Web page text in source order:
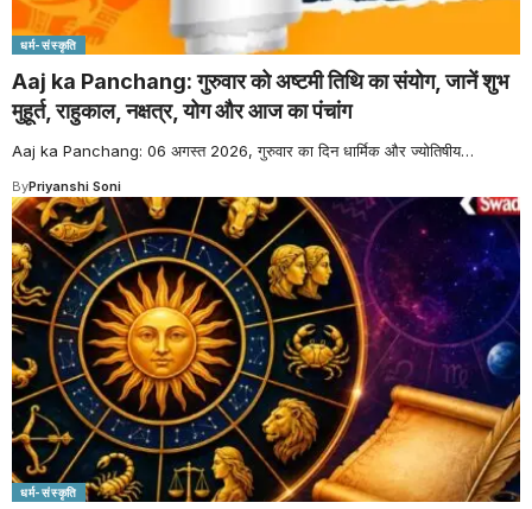
धर्म-संस्कृति
Aaj ka Panchang: गुरुवार को अष्टमी तिथि का संयोग, जानें शुभ
मुहूर्त, राहुकाल, नक्षत्र, योग और आज का पंचांग
Aaj ka Panchang: 06 अगस्त 2026, गुरुवार का दिन धार्मिक और ज्योतिषीय…
ByPriyanshi Soni
धर्म-संस्कृति